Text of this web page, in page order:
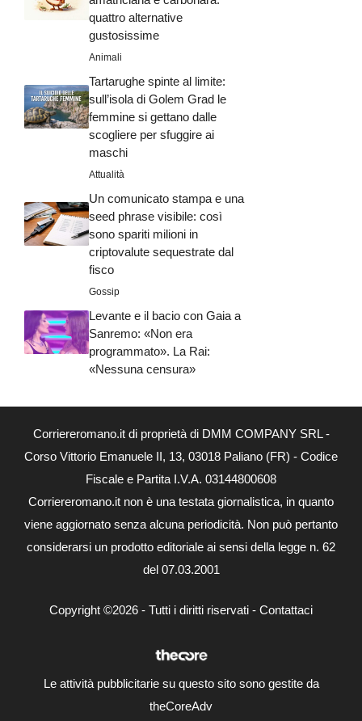
quattro alternative
gustosissime
Animali
Tartarughe spinte al limite:
sull’isola di Golem Grad le
femmine si gettano dalle
scogliere per sfuggire ai
maschi
Attualità
Un comunicato stampa e una
seed phrase visibile: così
sono spariti milioni in
criptovalute sequestrate dal
fisco
Gossip
Levante e il bacio con Gaia a
Sanremo: «Non era
programmato». La Rai:
«Nessuna censura»
Corriereromano.it di proprietà di DMM COMPANY SRL -
Corso Vittorio Emanuele II, 13, 03018 Paliano (FR) - Codice
Fiscale e Partita I.V.A. 03144800608
Corriereromano.it non è una testata giornalistica, in quanto
viene aggiornato senza alcuna periodicità. Non può pertanto
considerarsi un prodotto editoriale ai sensi della legge n. 62
del 07.03.2001
Copyright ©2026 - Tutti i diritti riservati - Contattaci
Le attività pubblicitarie su questo sito sono gestite da
theCoreAdv